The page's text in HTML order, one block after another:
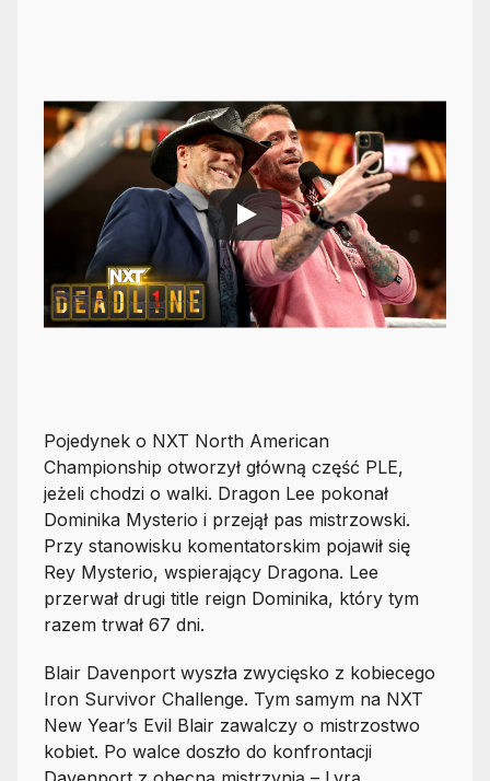
Pojedynek o NXT North American
Championship otworzył główną część PLE,
jeżeli chodzi o walki. Dragon Lee pokonał
Dominika Mysterio i przejął pas mistrzowski.
Przy stanowisku komentatorskim pojawił się
Rey Mysterio, wspierający Dragona. Lee
przerwał drugi title reign Dominika, który tym
razem trwał 67 dni.
Blair Davenport wyszła zwycięsko z kobiecego
Iron Survivor Challenge. Tym samym na NXT
New Year’s Evil Blair zawalczy o mistrzostwo
kobiet. Po walce doszło do konfrontacji